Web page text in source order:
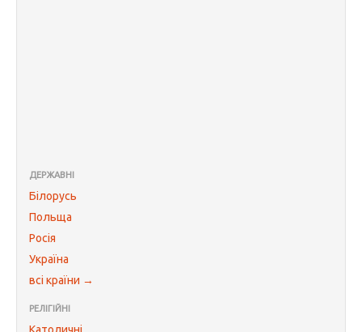
ДЕРЖАВНІ
Білорусь
Польща
Росія
Україна
всі країни →
РЕЛІГІЙНІ